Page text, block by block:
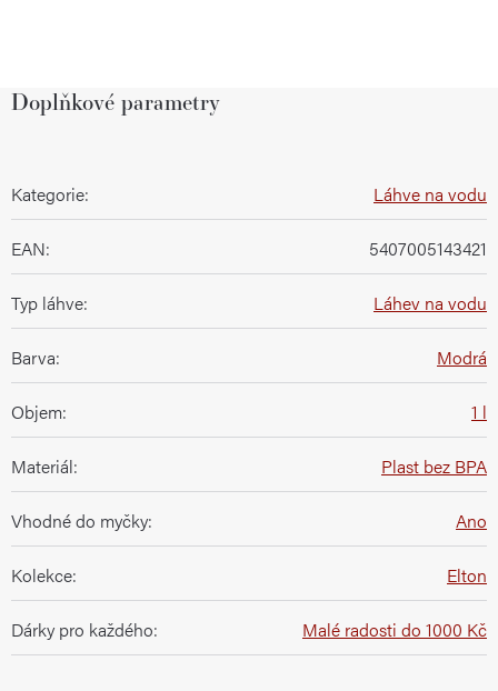
Doplňkové parametry
Kategorie: Láhve na vodu
EAN: 5407005143421
Typ láhve: Láhev na vodu
Barva: Modrá
Objem: 1 l
Materiál: Plast bez BPA
Vhodné do myčky: Ano
Kolekce: Elton
Dárky pro každého: Malé radosti do 1000 Kč